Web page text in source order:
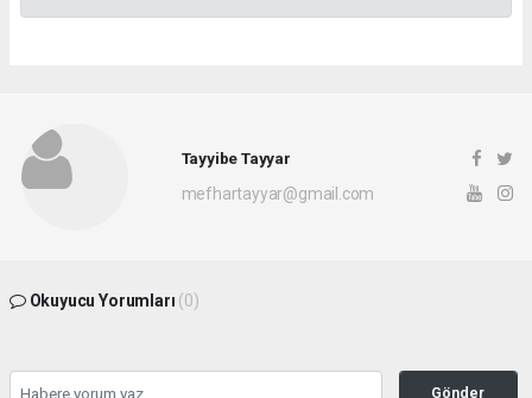
Tayyibe Tayyar
mefhartayyar@gmail.com
Okuyucu Yorumları (0)
Gönder